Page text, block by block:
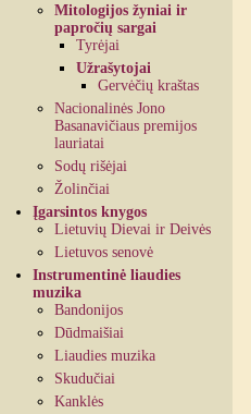
Mitologijos žyniai ir
papročių sargai
Tyrėjai
Užrašytojai
Gervėčių kraštas
Nacionalinės Jono
Basanavičiaus premijos
lauriatai
Sodų rišėjai
Žolinčiai
Įgarsintos knygos
Lietuvių Dievai ir Deivės
Lietuvos senovė
Instrumentinė liaudies
muzika
Bandonijos
Dūdmaišiai
Liaudies muzika
Skudučiai
Kanklės